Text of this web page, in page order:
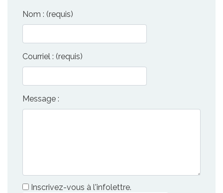
Nom : (requis)
Courriel : (requis)
Message :
Inscrivez-vous à l'infolettre.